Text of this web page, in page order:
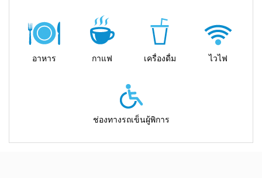
อาหาร กาแฟ เครื่องดื่ม ไวไฟ
ช่องทางรถเข็นผู้พิการ